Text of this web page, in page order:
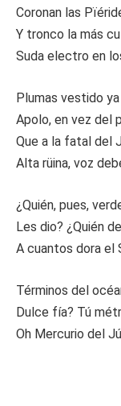
Coronan las
Y tronco la más
Suda electro en
Plumas vestido
Apolo, en vez del
Que a la fatal del
Alta rüina, voz
¿Quién, pues,
Les dio? ¿Quién
A cuantos dora el
Términos del
Dulce fía? Tú
Oh Mercurio del